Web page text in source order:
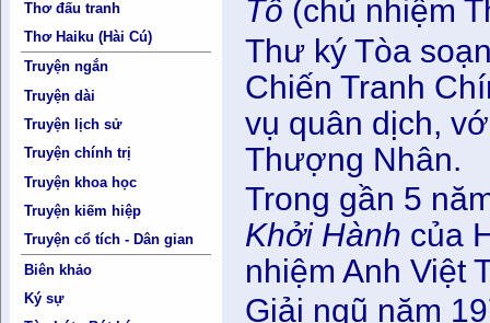
Thơ đấu tranh
Thơ Haiku (Hài Cú)
Truyện ngắn
Truyện dài
Truyện lịch sử
Truyện chính trị
Truyện khoa học
Truyện kiếm hiệp
Truyện cổ tích - Dân gian
Biên khảo
Ký sự
Tổ(chủ nhiệm
Thư ký Tòa
Chiến Tranh
vụ quân dịch,
Thượng Nhân.
Trong gần 5
Khởi Hành của
nhiệm Anh Việt
Giải ngũ năm